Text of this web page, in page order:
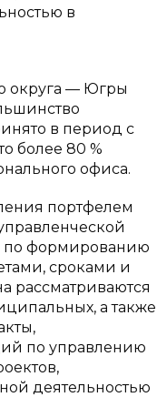
в
округа — Югры
в период с
более 80 %
офиса.
портфелем
по формированию
сроками и
рассматриваются
а также
по управлению
деятельностью